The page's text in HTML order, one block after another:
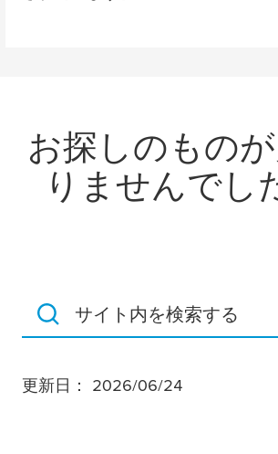
お探しのもの
りませんでし
サイト内を検索する
更新日： 2026/06/24